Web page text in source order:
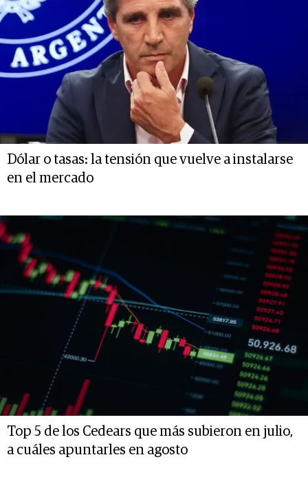
Dólar o tasas: la tensión que vuelve a instalarse
en el mercado
Top 5 de los Cedears que más subieron en julio,
a cuáles apuntarles en agosto